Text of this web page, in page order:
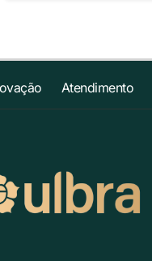
Atendimento